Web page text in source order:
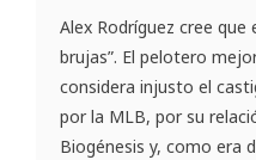
Alex Rodríguez cree que
brujas”. El pelotero
considera injusto el
por la MLB, por su
Biogénesis y, como era